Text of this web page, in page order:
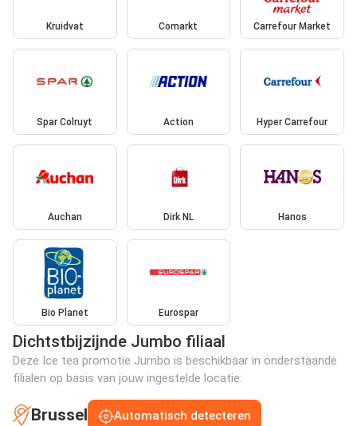
Kruidvat Comarkt Carrefour Market
Spar Colruyt Action Hyper Carrefour
Auchan Dirk NL Hanos
Bio Planet Eurospar
Dichtstbijzijnde Jumbo filiaal
Deze Ice tea promotie Jumbo is beschikbaar in onderstaande
filialen op basis van jouw ingestelde locatie:
Brussel Automatisch detecteren